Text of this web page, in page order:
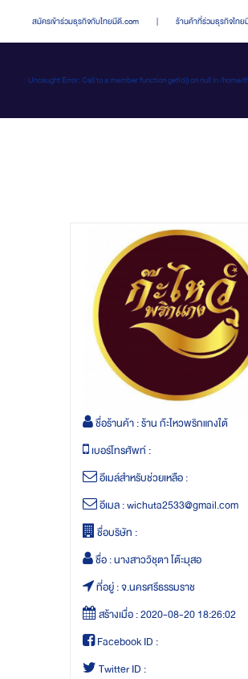
สมัครเข้าร่วมธุรกิจกับไทยมีดี.com | ร้านค้าที่ร่วมธุรกิจไท
: Uncaught Error: Call to a member function getId() on null in /
ชื่อร้านค้า :ร้าน ก๊ะไหวพริกแกงใต้
เบอร์โทรศัพท์ :
อีเมล์สำหรับช่วยเหลือ :
อีเมล :wichuta2533@gmail.com
ชื่อบริษัท :
ชื่อ :นางสาววิชุตา โต๊ะมุสอ
ที่อยู่ :จ.นครศรีธรรมราช
สร้างเมื่อ :2020-08-20 18:26:02
Facebook ID :
Twitter ID :